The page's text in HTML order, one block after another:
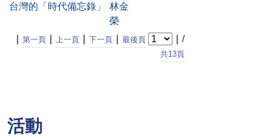
台灣的「時代備忘錄」
林金
榮
第一頁 上一頁 下一頁 最後頁 /
共13頁
活動